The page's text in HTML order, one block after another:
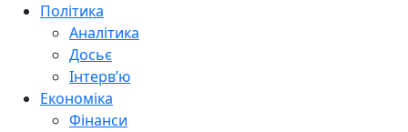
Політика
Аналітика
Досьє
Інтерв’ю
Економіка
Фінанси